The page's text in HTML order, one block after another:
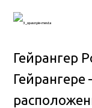
Гейрангер